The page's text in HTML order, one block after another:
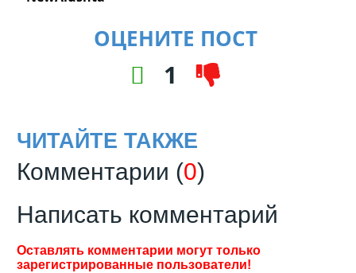
ОЦЕНИТЕ ПОСТ
1
ЧИТАЙТЕ ТАКЖЕ
Комментарии (0)
Написать комментарий